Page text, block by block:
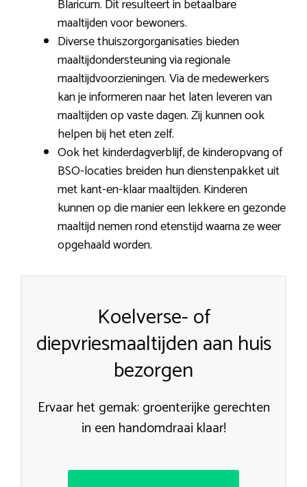
Blaricum. Dit resulteert in betaalbare
maaltijden voor bewoners.
Diverse thuiszorgorganisaties bieden
maaltijdondersteuning via regionale
maaltijdvoorzieningen. Via de medewerkers
kan je informeren naar het laten leveren van
maaltijden op vaste dagen. Zij kunnen ook
helpen bij het eten zelf.
Ook het kinderdagverblijf, de kinderopvang of
BSO-locaties breiden hun dienstenpakket uit
met kant-en-klaar maaltijden. Kinderen
kunnen op die manier een lekkere en gezonde
maaltijd nemen rond etenstijd waarna ze weer
opgehaald worden.
Koelverse- of
diepvriesmaaltijden aan huis
bezorgen
Ervaar het gemak: groenterijke gerechten
in een handomdraai klaar!